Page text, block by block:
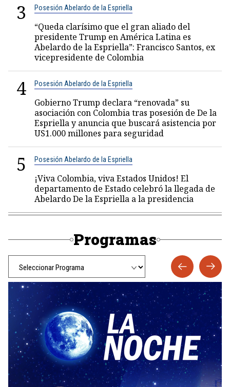
3 Posesión Abelardo de la Espriella
“Queda clarísimo que el gran aliado del
presidente Trump en América Latina es
Abelardo de la Espriella”: Francisco Santos, ex
vicepresidente de Colombia
4 Posesión Abelardo de la Espriella
Gobierno Trump declara “renovada” su
asociación con Colombia tras posesión de De la
Espriella y anuncia que buscará asistencia por
US1.000 millones para seguridad
5 Posesión Abelardo de la Espriella
¡Viva Colombia, viva Estados Unidos! El
departamento de Estado celebró la llegada de
Abelardo De la Espriella a la presidencia
Programas